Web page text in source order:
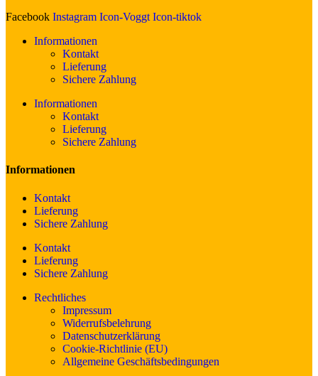
Facebook Instagram Icon-Voggt Icon-tiktok
Informationen
Kontakt
Lieferung
Sichere Zahlung
Informationen
Kontakt
Lieferung
Sichere Zahlung
Informationen
Kontakt
Lieferung
Sichere Zahlung
Kontakt
Lieferung
Sichere Zahlung
Rechtliches
Impressum
Widerrufsbelehrung
Datenschutzerklärung
Cookie-Richtlinie (EU)
Allgemeine Geschäftsbedingungen